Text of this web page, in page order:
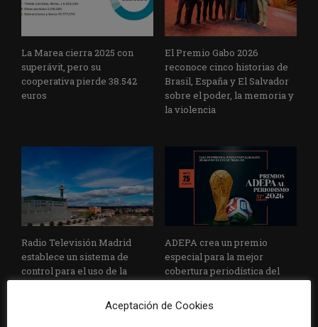
La Marea cierra 2025 con
superávit, pero su
cooperativa pierde 38.542
euros
El Premio Gabo 2026
reconoce cinco historias de
Brasil, España y El Salvador
sobre el poder, la memoria y
la violencia
Radio Televisión Madrid
establece un sistema de
control para el uso de la
ADEPA crea un premio
especial para la mejor
cobertura periodística del
Aceptación de Cookies